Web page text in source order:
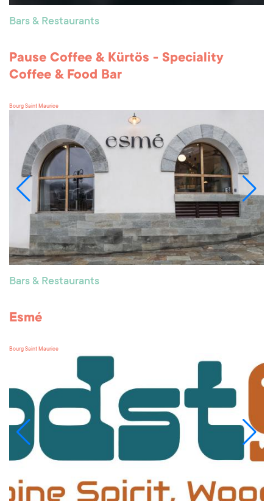
Bars & Restaurants
Pause Coffee & Kürtös - Speciality
Coffee & Food Bar
Bourg Saint Maurice
Bars & Restaurants
Esmé
Bourg Saint Maurice